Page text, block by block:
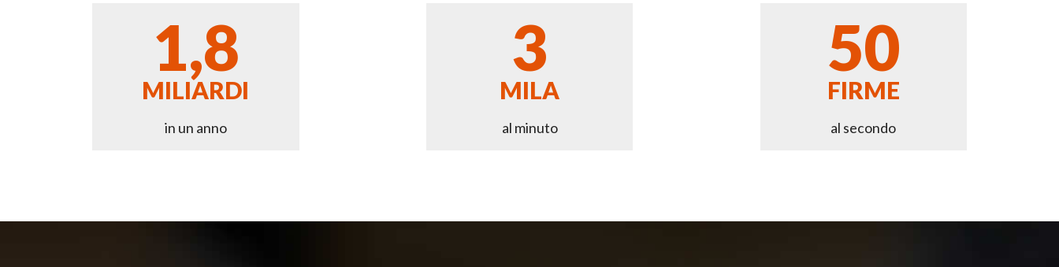
1,8
MILIARDI
in un anno
3
MILA
al minuto
50
FIRME
al secondo